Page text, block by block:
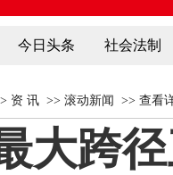
今日头条 社会法制
资 讯 >> 滚动新闻 >> 查看
大跨